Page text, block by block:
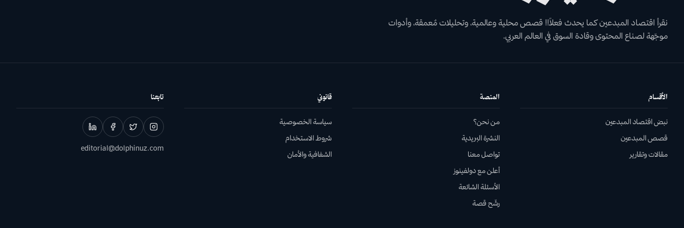
نقرأ اقتصاد المبدعين كما يحدث فعلاً!! قصص محلية وعالمية، وتحليلات مٌعمقة، وأدوات
موجّهة لصناع المحتوى وقادة السوق في العالم العربي.
الأقسام
نبض اقتصاد المبدعين
قصص المبدعين
مقالات وتقارير
المنصة
من نحن؟
النشرة البريدية
تواصل معنا
أعلن مع دولفينوز
الأسئلة الشائعة
رشّح قصة
قانوني
سياسة الخصوصية
شروط الاستخدام
الشفافية والأمان
تابعنا
editorial@dolphinuz.com